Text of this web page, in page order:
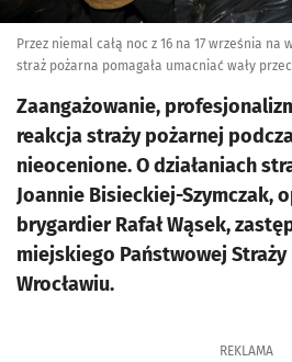
Przez niemal całą noc z 16 na 17 września na
straż pożarna pomagała umacniać wały
Zaangażowanie,
reakcja straży pożarnej
nieocenione. O działaniach
Joannie Bisieckiej-Szymczak,
brygardier Rafał Wąsek,
miejskiego Państwowej Straży
Wrocławiu.
REKLAMA